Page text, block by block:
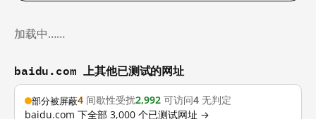
加载中……
baidu.com 上其他已测试的网址
部分被屏蔽4 间歇性受扰2,992 可访问4 无判定
baidu.com 下全部 3,000 个已测试网址 →